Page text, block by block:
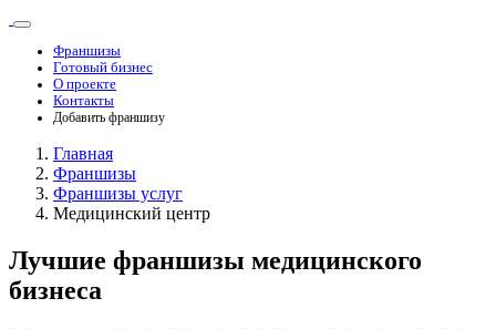
Франшизы
Готовый бизнес
О проекте
Контакты
Добавить франшизу
Главная
Франшизы
Франшизы услуг
Медицинский центр
Лучшие франшизы медицинского
бизнеса